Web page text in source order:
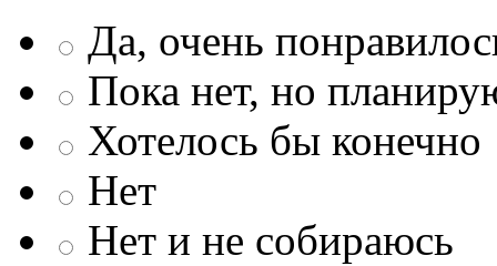
Да, очень
Пока нет, но
Хотелось бы конечно
Нет
Нет и не собираюсь